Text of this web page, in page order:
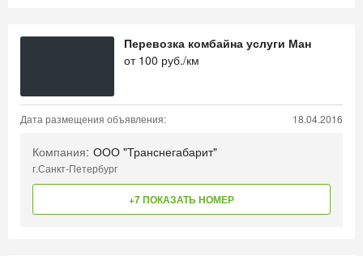
Перевозка комбайна услуги Ман
от 100 руб./км
Дата размещения объявления: 18.04.2016
Компания: ООО "Транснегабарит"
г.Санкт-Петербург
+7 ПОКАЗАТЬ НОМЕР